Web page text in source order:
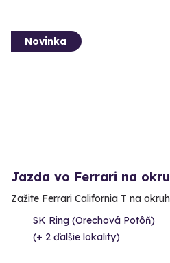
Novinka
Jazda vo Ferrari na
Zažite Ferrari California T na
SK Ring (Orechová Potôň)
(+ 2 ďalšie lokality)